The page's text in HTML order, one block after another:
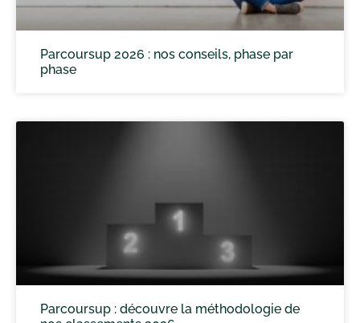
Parcoursup 2026 : nos conseils, phase par
phase
Parcoursup : découvre la méthodologie de